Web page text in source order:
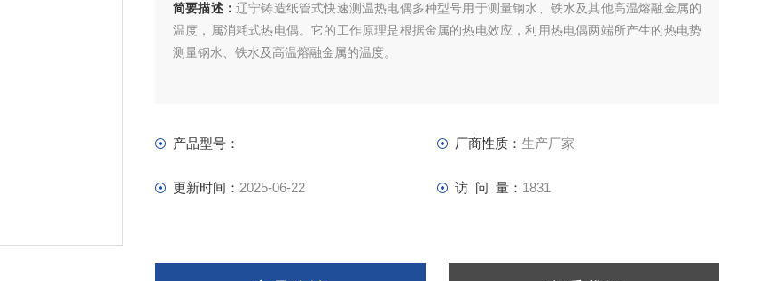
简要描述： 辽宁铸造纸管式快速测温热电偶多种型号用于测量钢水、铁水及其他高温熔融金属的
温度，属消耗式热电偶。它的工作原理是根据金属的热电效应，利用热电偶两端所产生的热电势
测量钢水、铁水及高温熔融金属的温度。
产品型号： 厂商性质： 生产厂家
更新时间： 2025-06-22 访 问 量： 1831